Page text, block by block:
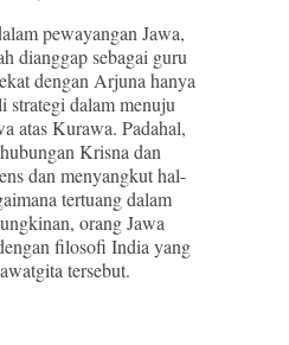
pewayangan Jawa,
dianggap sebagai guru
dengan Arjuna hanya
strategi dalam menuju
atas Kurawa. Padahal,
Krisna dan
dan menyangkut hal-
tertuang dalam
orang Jawa
filosofi India yang
tersebut.